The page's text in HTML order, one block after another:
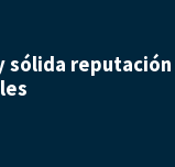
sólida reputación